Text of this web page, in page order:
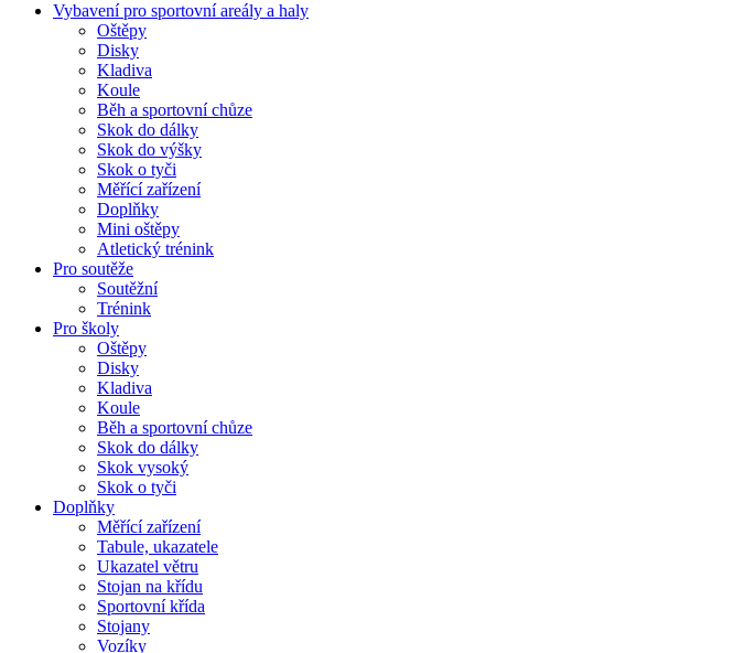
Vybavení pro sportovní areály a haly
Oštěpy
Disky
Kladiva
Koule
Běh a sportovní chůze
Skok do dálky
Skok do výšky
Skok o tyči
Měřící zařízení
Doplňky
Mini oštěpy
Atletický trénink
Pro soutěže
Soutěžní
Trénink
Pro školy
Oštěpy
Disky
Kladiva
Koule
Běh a sportovní chůze
Skok do dálky
Skok vysoký
Skok o tyči
Doplňky
Měřící zařízení
Tabule, ukazatele
Ukazatel větru
Stojan na křídu
Sportovní křída
Stojany
Vozíky